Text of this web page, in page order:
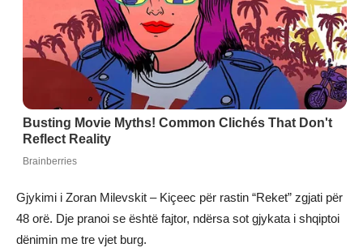
Gjykimi i Zoran Milevskit – Kiçeec për rastin “Reket” zgjati për
48 orë. Dje pranoi se është fajtor, ndërsa sot gjykata i shqiptoi
dënimin me tre vjet burg.